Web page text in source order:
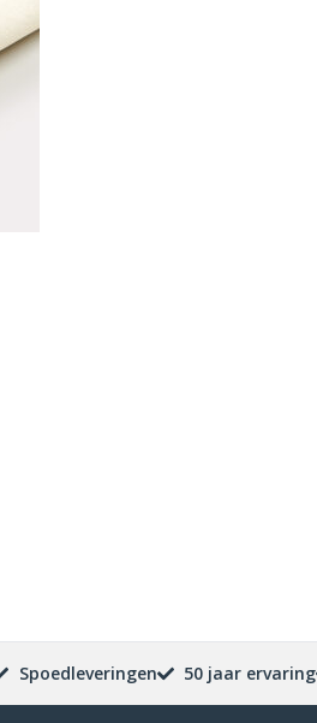
Spoedleveringen 50 jaar ervaring